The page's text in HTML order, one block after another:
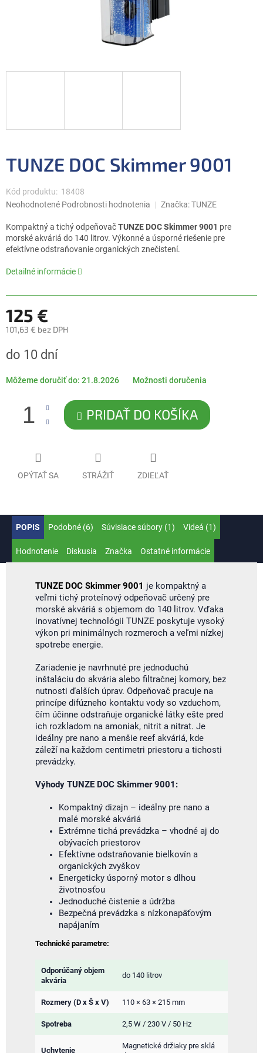
TUNZE DOC Skimmer 9001
Kód produktu: 18408
Priemerné
produktu
je
0,0
5
Neohodnotené Podrobnosti hodnotenia Značka:TUNZE
Kompaktný a tichý odpeňovačTUNZE DOC Skimmer 9001 pre
morské akváriá do 140 litrov. Výkonné a úsporné riešenie pre
efektívne odstraňovanie organických znečistení.
Detailné informácie
125 €
101,63 € bez DPH
cena:
do 10 dní
Môžeme doručiť do: 21.8.2026 Možnosti doručenia
PRIDAŤ DO KOŠÍKA
OPÝTAŤ SA STRÁŽIŤ ZDIEĽAŤ
POPIS Podobné (6) Súvisiace súbory (1) Videá (1)
Hodnotenie Diskusia Značka Ostatné informácie
TUNZE DOC Skimmer 9001 je kompaktný a
veľmi tichý proteínový odpeňovač určený pre
morské akváriá s objemom do 140 litrov. Vďaka
inovatívnej technológii TUNZE poskytuje vysoký
výkon pri minimálnych rozmeroch a veľmi nízkej
spotrebe energie.
Zariadenie je navrhnuté pre jednoduchú
inštaláciu do akvária alebo filtračnej komory, bez
nutnosti ďalších úprav. Odpeňovač pracuje na
princípe difúzneho kontaktu vody so vzduchom,
čím účinne odstraňuje organické látky ešte pred
ich rozkladom na amoniak, nitrit a nitrat. Je
ideálny pre nano a menšie reef akváriá, kde
záleží na každom centimetri priestoru a tichosti
prevádzky.
Výhody TUNZE DOC Skimmer 9001:
Kompaktný dizajn – ideálny pre nano a
malé morské akváriá
Extrémne tichá prevádzka – vhodné aj do
obývacích priestorov
Efektívne odstraňovanie bielkovín a
organických zvyškov
Energeticky úsporný motor s dlhou
životnosťou
Jednoduché čistenie a údržba
Bezpečná prevádzka s nízkonapäťovým
napájaním
Technické parametre:
Odporúčaný objem
akvária
do 140 litrov
Rozmery (D x Š x V) 110 × 63 × 215 mm
Spotreba 2,5 W / 230 V / 50 Hz
Uchytenie
Magnetické držiaky pre sklá